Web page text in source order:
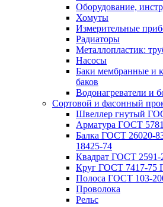
Оборудование,
Хомуты
Измерительные
Радиаторы
Металлопластик:
Насосы
Баки мембранные и
баков
Водонагреватели и
Сортовой и фасонный
Швеллер гнутый
Арматура ГОСТ
Балка ГОСТ 26020-
18425-74
Квадрат ГОСТ 2591-
Круг ГОСТ 7417-75
Полоса ГОСТ 103-
Проволока
Рельс